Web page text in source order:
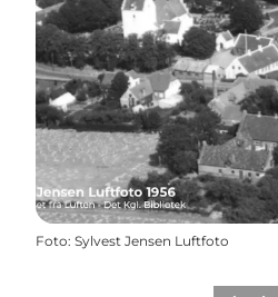
Foto: Sylvest Jensen Luftfoto